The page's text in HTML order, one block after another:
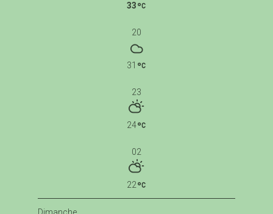
33
20
31
23
24
02
22